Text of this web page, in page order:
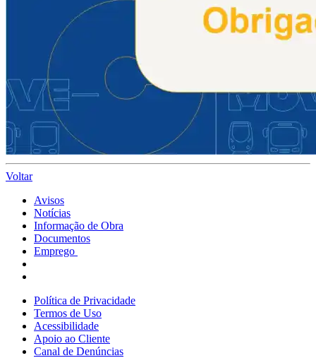
Voltar
Avisos
Notícias
Informação de Obra
Documentos
Emprego
Política de Privacidade
Termos de Uso
Acessibilidade
Apoio ao Cliente
Canal de Denúncias